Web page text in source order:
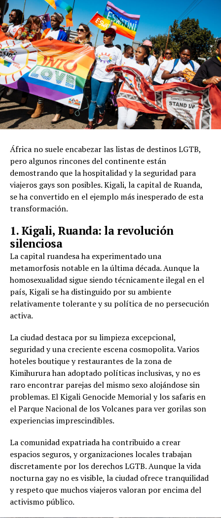
África no suele encabezar las listas de destinos LGTB,
pero algunos rincones del continente están
demostrando que la hospitalidad y la seguridad para
viajeros gays son posibles. Kigali, la capital de Ruanda,
se ha convertido en el ejemplo más inesperado de esta
transformación.
1. Kigali, Ruanda: la revolución
silenciosa
La capital ruandesa ha experimentado una
metamorfosis notable en la última década. Aunque la
homosexualidad sigue siendo técnicamente ilegal en el
país, Kigali se ha distinguido por su ambiente
relativamente tolerante y su política de no persecución
activa.
La ciudad destaca por su limpieza excepcional,
seguridad y una creciente escena cosmopolita. Varios
hoteles boutique y restaurantes de la zona de
Kimihurura han adoptado políticas inclusivas, y no es
raro encontrar parejas del mismo sexo alojándose sin
problemas. El Kigali Genocide Memorial y los safaris en
el Parque Nacional de los Volcanes para ver gorilas son
experiencias imprescindibles.
La comunidad expatriada ha contribuido a crear
espacios seguros, y organizaciones locales trabajan
discretamente por los derechos LGTB. Aunque la vida
nocturna gay no es visible, la ciudad ofrece tranquilidad
y respeto que muchos viajeros valoran por encima del
activismo público.